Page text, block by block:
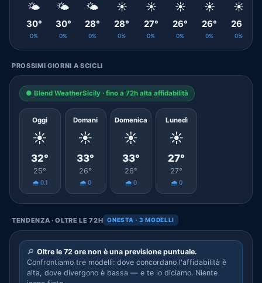
🌤️
30°
0%
🌤️
30°
0%
🌤️
28°
0%
☀️
28°
0%
☀️
27°
0%
☀️
26°
0%
☀️
26°
0%
☀️
26°
0%
PROSSIMI GIORNI A SCICLI
● Blend WeatherSicily · fino a 72h alta affidabilità
Oggi
☀️
32°
25°
🌧️ 0.1
Domani
☀️
33°
26°
🌧️ 0
Domenica
☀️
33°
26°
🌧️ 0
Lunedì
☀️
27°
27°
🌧️ 0
TENDENZA · OLTRE LE 72H ONESTA · 3 MODELLI
🔎 Oltre le 72 ore non è una previsione puntuale.
Confrontiamo tre modelli: dove concordano l'affidabilità è
alta, dove divergono è bassa — e te lo diciamo. Niente